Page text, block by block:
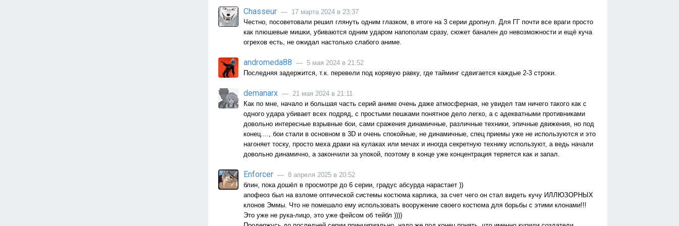
Chasseur — 17 марта 2024 в 23:37
Честно, посоветовали решил глянуть одним глазком, в итоге на 3 серии дропнул. Для ГГ почти все враги просто
как плюшевые мишки, убиваются одним ударом напополам сразу, сюжет банален до невозможности и ещё куча
огрехов есть, не ожидал настолько слабого аниме.
andromeda88 — 5 мая 2024 в 21:52
Последняя задержится, т.к. перевели под корявую равку, где тайминг сдвигается каждые 2-3 строки.
demanarx — 21 мая 2024 в 21:11
Как по мне, начало и большая часть серий аниме очень даже атмосферная, не увидел там ничего такого как с
одного удара убивает всех подряд, с простыми пешками понятное дело легко, а с адекватными противниками
довольно интересные взрывные бои, сами сражения динамичные, различные техники, эпичные движения, но под
конец...., бои стали в основном в 3D и очень спокойные, не динамичные, спец приемы уже не используются и это
нагоняет тоску, просто меха драки на кулаках или мечах и иногда секретную технику используют, а ведь начали
довольно динамично, а закончили за упокой, поэтому в конце уже концентрация теряется как и запал.
Enforcer — 8 апреля 2025 в 20:52
блин, пока дошёл в просмотре до 6 серии, градус абсурда нарастает ))
апофеоз был на взломе оптической системы костюма карлика, за счет чего он стал видеть кучу ИЛЛЮЗОРНЫХ
клонов Эммы. Что не помешало ему использовать вооружение своего костюма для борьбы с этими клонами!!!
Это уже не рука-лицо, это уже фейсом об тейбл ))))